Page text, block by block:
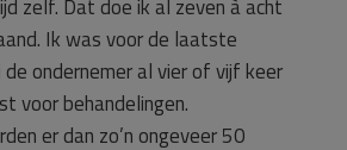
zelf. Dat doe ik al zeven à acht
Ik was voor de laatste
de ondernemer al vier of vijf keer
voor behandelingen.
er dan zo’n ongeveer 50